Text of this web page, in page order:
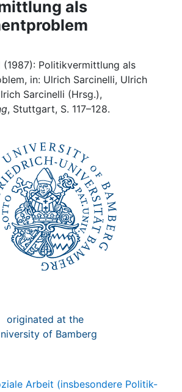
als
(1987): Politikvermittlung als
in: Ulrich Sarcinelli, Ulrich
Sarcinelli (Hrsg.),
, Stuttgart, S. 117–128.
originated at the
of Bamberg
Arbeit (insbesondere Politik-